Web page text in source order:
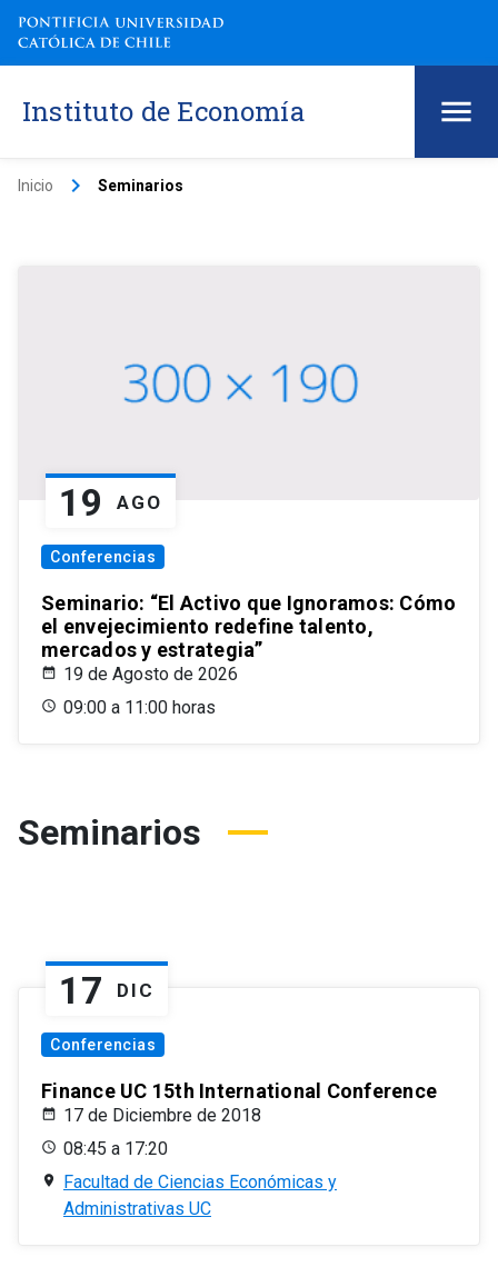
Instituto de Economía
Inicio keyboard_arrow_right Seminarios
19 AGO
Conferencias
Seminario: “El Activo que Ignoramos: Cómo
el envejecimiento redefine talento,
mercados y estrategia”
19 de Agosto de 2026
09:00 a 11:00 horas
Seminarios
17 DIC
Conferencias
Finance UC 15th International Conference
17 de Diciembre de 2018
08:45 a 17:20
Facultad de Ciencias Económicas y
Administrativas UC